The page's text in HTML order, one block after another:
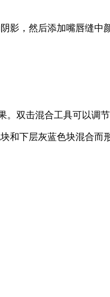
，然后添加嘴唇缝中
双击混合工具可以调节
和下层灰蓝色块混合